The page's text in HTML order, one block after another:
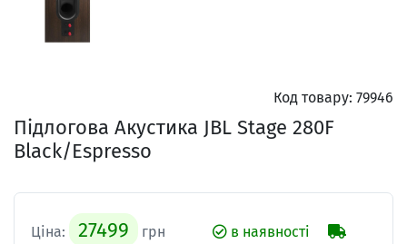
Код товару: 79946
Підлогова Акустика JBL Stage 280F
Black/Espresso
Ціна: 27499 грн
в наявності